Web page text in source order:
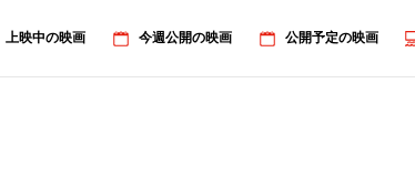
上映中の映画 今週公開の映画 公開予定の映画